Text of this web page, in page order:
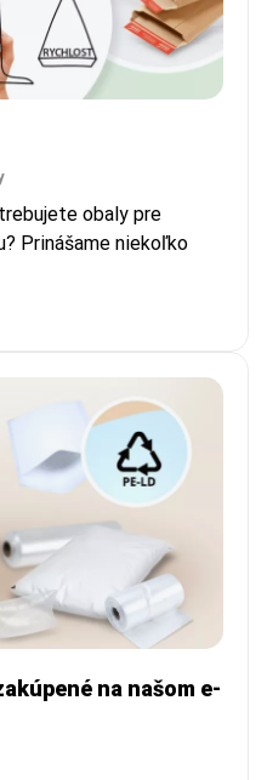
obaly pre
Prinášame niekoľko
na našom e-